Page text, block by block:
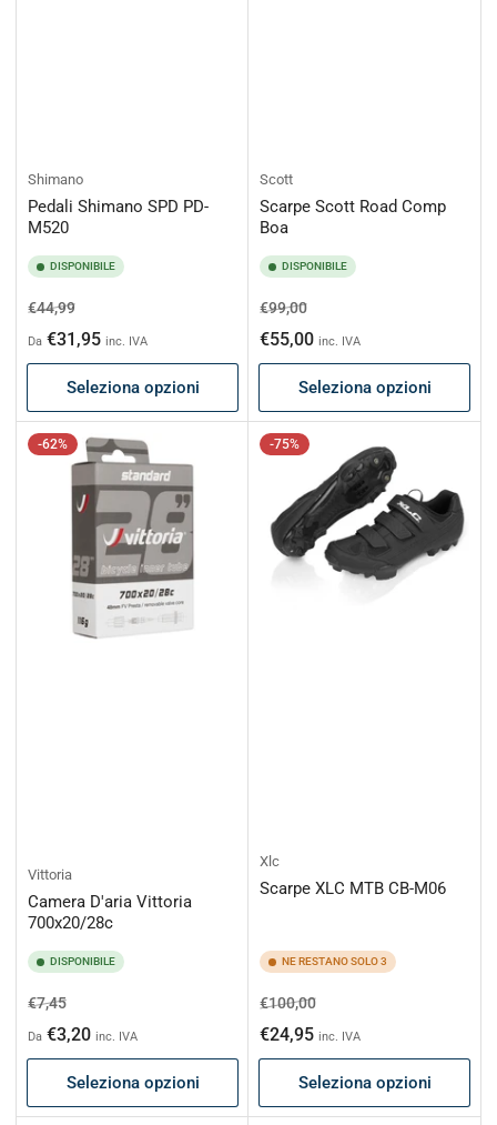
Shimano
Pedali Shimano SPD PD-
M520
DISPONIBILE
Prezzo
di
listino
€44,99Prezzo
scontato
Da €31,95 inc. IVA
Seleziona opzioni
Scott
Scarpe Scott Road Comp
Boa
DISPONIBILE
Prezzo
di
listino
€99,00Prezzo
scontato
€55,00 inc. IVA
Seleziona opzioni
-62%
Vittoria
Camera D'aria Vittoria
700x20/28c
DISPONIBILE
Prezzo
di
listino
€7,45Prezzo
scontato
Da €3,20 inc. IVA
Seleziona opzioni
-75%
Xlc
Scarpe XLC MTB CB-M06
NE RESTANO SOLO 3
Prezzo
di
listino
€100,00Prezzo
scontato
€24,95 inc. IVA
Seleziona opzioni